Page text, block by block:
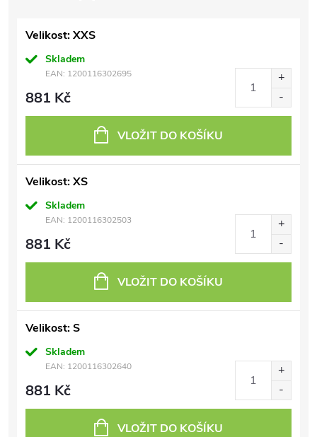
Velikost: XXS
Skladem
EAN: 1200116302695
881 Kč
VLOŽIT DO KOŠÍKU
Velikost: XS
Skladem
EAN: 1200116302503
881 Kč
VLOŽIT DO KOŠÍKU
Velikost: S
Skladem
EAN: 1200116302640
881 Kč
VLOŽIT DO KOŠÍKU